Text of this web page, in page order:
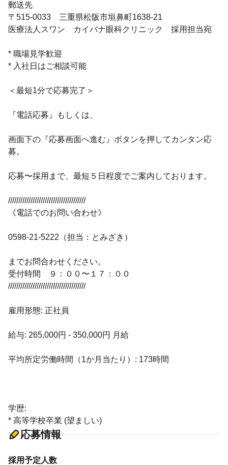
郵送先
〒515-0033 三重県松阪市垣鼻町1638-21
医療法人スワン カイバナ眼科クリニック 採用担当宛
* 職場見学歓迎
* 入社日はご相談可能
＜最短1分で応募完了＞
『電話応募』もしくは、
画面下の『応募画面へ進む』ボタンを押してカンタン応
募。
応募〜採用まで、最短５日程度でご案内しております。
//////////////////////////////////////
《電話でのお問い合わせ》
0598-21-5222（担当：とみざき）
までお問合わせください。
受付時間 ９：００〜１７：００
//////////////////////////////////////
雇用形態: 正社員
給与: 265,000円 - 350,000円 月給
平均所定労働時間（1か月当たり）: 173時間
学歴:
* 高等学校卒業 (望ましい)
応募情報
採用予定人数